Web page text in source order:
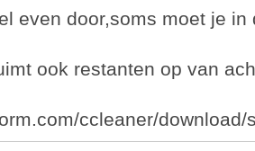
even door,soms moet je
ook restanten op van
ccleaner/download/